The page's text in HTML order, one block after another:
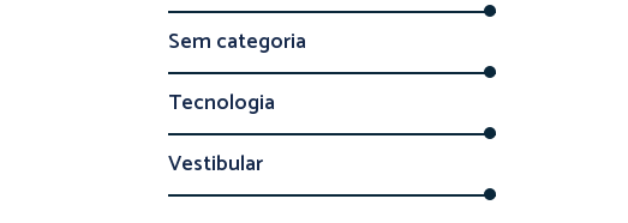
Sem categoria
Tecnologia
Vestibular